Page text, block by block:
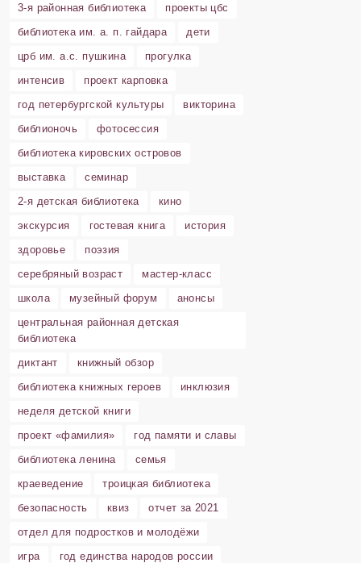
3-я районная библиотека
проекты цбс
библиотека им. а. п. гайдара
дети
црб им. а.с. пушкина
прогулка
интенсив
проект карповка
год петербургской культуры
викторина
библионочь
фотосессия
библиотека кировских островов
выставка
семинар
2-я детская библиотека
кино
экскурсия
гостевая книга
история
здоровье
поэзия
серебряный возраст
мастер-класс
школа
музейный форум
анонсы
центральная районная детская
библиотека
диктант
книжный обзор
библиотека книжных героев
инклюзия
неделя детской книги
проект «фамилия»
год памяти и славы
библиотека ленина
семья
краеведение
троицкая библиотека
безопасность
квиз
отчет за 2021
отдел для подростков и молодёжи
игра
год единства народов россии